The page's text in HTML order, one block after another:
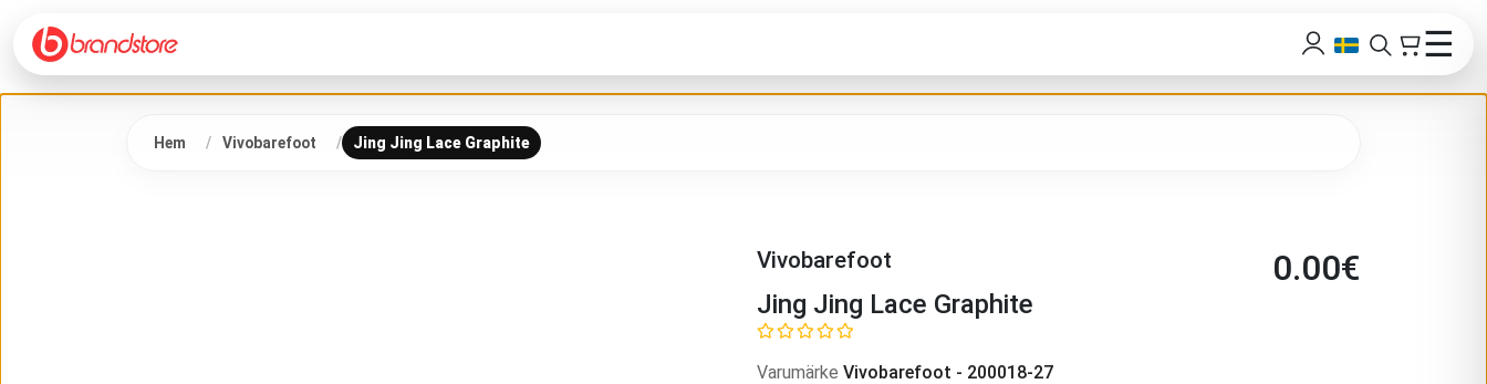
☰
Hem Vivobarefoot Jing Jing Lace Graphite
Vivobarefoot 0.00€
Jing Jing Lace Graphite
Varumärke Vivobarefoot - 200018-27